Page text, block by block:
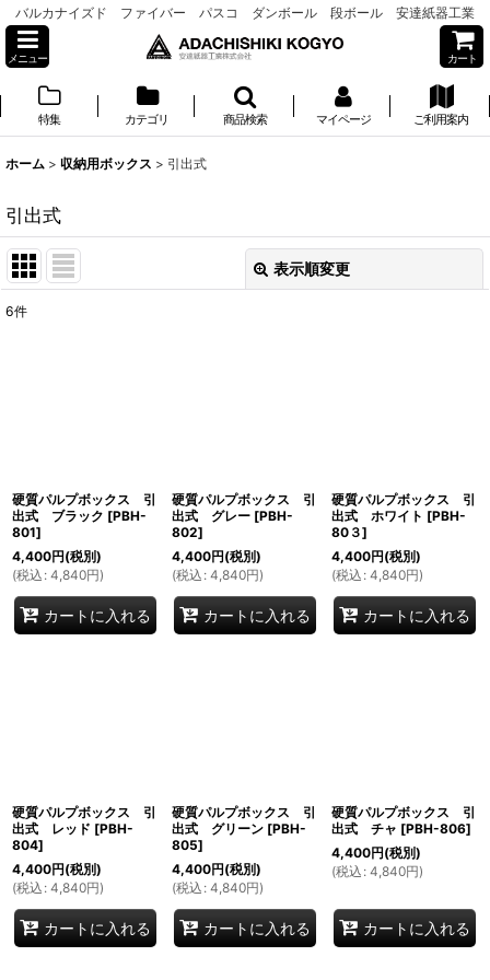
バルカナイズド ファイバー パスコ ダンボール 段ボール 安達紙器工業
メニュー カート
特集 カテゴリ 商品検索 マイページ ご利用案内
ホーム > 収納用ボックス > 引出式
引出式
表示順変更
6件
硬質パルプボックス 引
出式 ブラック [PBH-
801]
4,400円(税別)
(税込 : 4,840円)
カートに入れる
硬質パルプボックス 引
出式 グレー [PBH-
802]
4,400円(税別)
(税込 : 4,840円)
カートに入れる
硬質パルプボックス 引
出式 ホワイト [PBH-
80３]
4,400円(税別)
(税込 : 4,840円)
カートに入れる
硬質パルプボックス 引
出式 レッド [PBH-
804]
4,400円(税別)
(税込 : 4,840円)
カートに入れる
硬質パルプボックス 引
出式 グリーン [PBH-
805]
4,400円(税別)
(税込 : 4,840円)
カートに入れる
硬質パルプボックス 引
出式 チャ [PBH-806]
4,400円(税別)
(税込 : 4,840円)
カートに入れる